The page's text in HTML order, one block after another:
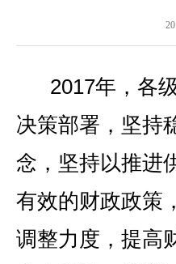
2017年，各级
决策部署，坚持
念，坚持以推进
有效的财政政策
调整力度，提高